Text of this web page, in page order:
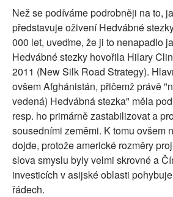
PLNÁ VERZE STRÁNEK
Než se podíváme podrobněji na to,
představuje oživení Hedvábné
000 let, uveďme, že ji to nenapadlo
Hedvábné stezky hovořila Hilary
2011 (New Silk Road Strategy).
ovšem Afghánistán, přičemž právě
vedená) Hedvábná stezka" měla
resp. ho primárně zastabilizovat a
sousedními zeměmi. K tomu ovšem
dojde, protože americké rozměry
slova smyslu byly velmi skrovné a
investicích v asijské oblasti
řádech.